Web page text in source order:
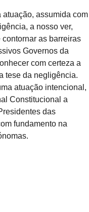
atuação, assumida com
a nosso ver,
as barreiras
Governos da
com certeza a
tese da negligência.
atuação intencional,
Constitucional a
das
fundamento na